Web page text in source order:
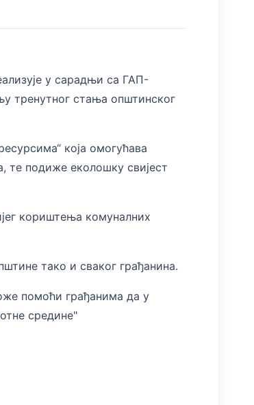
у сарадњи са ГАП-
тренутног стања општинског
која омогућава
те подиже еколошку свијест
кориштења комуналних
тако и сваког грађанина.
помоћи грађанима да у
животне средине"